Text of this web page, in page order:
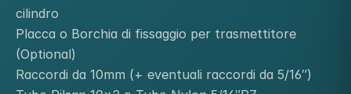
cilindro
Placca o Borchia di fissaggio per trasmettitore
(Optional)
Raccordi da 10mm (+ eventuali raccordi da 5/16″)